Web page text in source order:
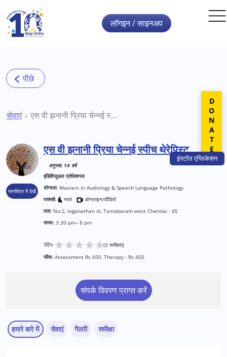
Skip to main content
इंस्टॉलएप्लिकेशन
लॉगइन / साइनअप
सेवाएं एस वी झनानी प्रिया चेन्नई स्पीच थेरेपिस्ट
मानचित्र में देखें
एस वी झनानी प्रिया चेन्नई स्पीच थेरेपिस्ट
अनुभव: 14 वर्ष
इंडिविजुअल प्रोफेशनल
योग्यता: Masters in Audiology & Speech Language Pathology
परामर्श:
स्वयं
ऑनलाइन/वीडियो
पता: No:2, loganathan st, Tamabaram west Chennai : 45
समय: 3.30 pm– 8 pm
रेटिंग ★★★★★(0 समीक्षाएं)
फीस: Assessment Rs 600, Therapy - Rs 450
संपर्क विवरण प्राप्त करें
हमारे बारे में सेवाएं गैलरी समीक्षा
DONATE